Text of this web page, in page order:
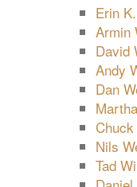
Erin
Armin
David
Andy
Dan
Nils
Tad